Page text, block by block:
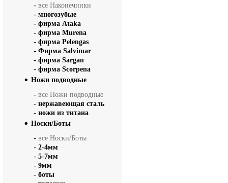
- все Наконечники
- многозубые
- фирма Ataka
- фирма Murena
- фирма Pelengas
- Фирма Salvimar
- фирма Sargan
- фирма Scorpena
Ножи подводные
- все Ножи подводные
- нержавеющая сталь
- ножи из титана
Носки/Боты
- все Носки/Боты
- 2-4мм
- 5-7мм
- 9мм
- боты